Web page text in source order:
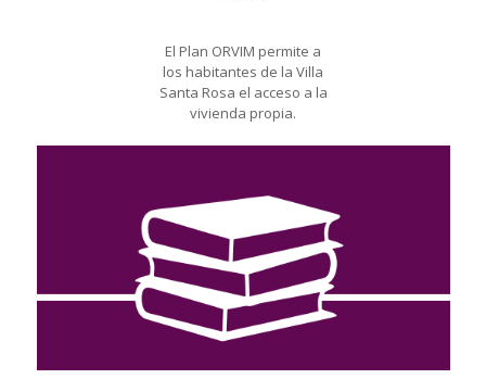
El Plan ORVIM permite a
los habitantes de la Villa
Santa Rosa el acceso a la
vivienda propia.